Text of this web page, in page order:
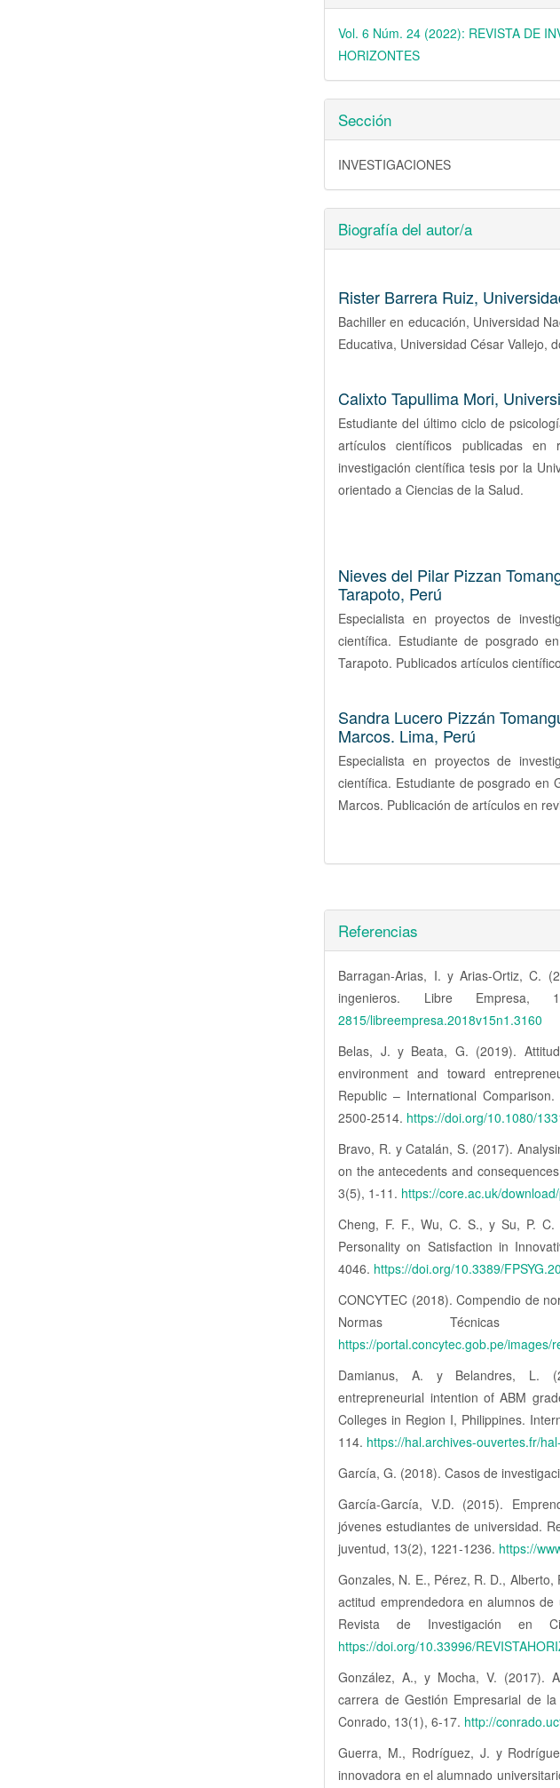
Vol. 6 Núm. 24 (2022): REVISTA DE
HORIZONTES
Sección
INVESTIGACIONES
Biografía del autor/a
Rister Barrera Ruiz,
Bachiller en educación, Universidad
Educativa, Universidad César Vallejo,
Calixto Tapullima Mori,
Estudiante del último ciclo de
artículos científicos publicadas en
investigación científica tesis por la
orientado a Ciencias de la Salud.
Nieves del Pilar Pizzan
Tarapoto, Perú
Especialista en proyectos de
científica. Estudiante de posgrado
Tarapoto. Publicados artículos
Sandra Lucero Pizzán
Marcos. Lima, Perú
Especialista en proyectos de
científica. Estudiante de posgrado en
Marcos. Publicación de artículos en
Referencias
Barragan-Arias, I. y Arias-Ortiz, C.
ingenieros. Libre Empresa,
2815/libreempresa.2018v15n1.3160
Belas, J. y Beata, G. (2019).
environment and toward
Republic – International
2500-2514. https://doi.org/10.1080/
Bravo, R. y Catalán, S. (2017).
on the antecedents and
3(5), 1-11. https://core.ac.uk/
Cheng, F. F., Wu, C. S., y Su, P.
Personality on Satisfaction in
4046. https://doi.org/10.3389/
CONCYTEC (2018). Compendio de
Normas Técnicas y
https://portal.concytec.gob.pe/
Damianus, A. y Belandres, L.
entrepreneurial intention of ABM
Colleges in Region I, Philippines.
114. https://hal.archives-ouvertes.fr/
García, G. (2018). Casos de
García-García, V.D. (2015).
jóvenes estudiantes de universidad.
juventud, 13(2), 1221-1236. https://
Gonzales, N. E., Pérez, R. D.,
actitud emprendedora en alumnos
Revista de Investigación en
https://doi.org/10.33996/
González, A., y Mocha, V. (2017).
carrera de Gestión Empresarial de
Conrado, 13(1), 6-17. http://
Guerra, M., Rodríguez, J. y
innovadora en el alumnado